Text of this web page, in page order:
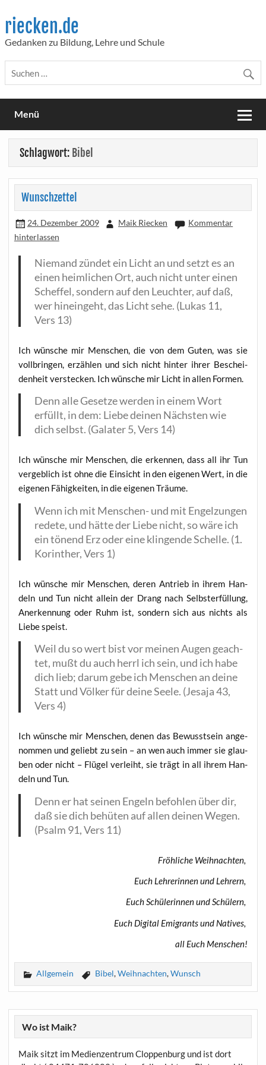
content
riecken.de
Gedanken zu Bildung, Lehre und Schule
Menü
Schlagwort: Bibel
Wunschzettel
24. Dezember 2009 Maik Riecken
Kommentar
hinterlassen
Nie­mand zün­det ein Licht an und setzt es an
einen heim­li­chen Ort, auch nicht unter einen
Schef­fel, son­dern auf den Leuch­ter, auf daß,
wer hin­ein­geht, das Licht sehe. (Lukas 11,
Vers 13)
Ich wün­sche mir Men­schen, die von dem Guten, was sie
voll­brin­gen, erzäh­len und sich nicht hin­ter ihrer Beschei­
den­heit ver­ste­cken. Ich wün­sche mir Licht in allen Formen.
Denn alle Geset­ze wer­den in einem Wort
erfüllt, in dem: Lie­be dei­nen Nächs­ten wie
dich selbst. (Gala­ter 5, Vers 14)
Ich wün­sche mir Men­schen, die erken­nen, dass all ihr Tun
ver­geb­lich ist ohne die Ein­sicht in den eige­nen Wert, in die
eige­nen Fähig­kei­ten, in die eige­nen Träume.
Wenn ich mit Men­schen- und mit Engel­zun­gen
rede­te, und hät­te der Lie­be nicht, so wäre ich
ein tönend Erz oder eine klin­gen­de Schel­le. (1.
Korin­ther, Vers 1)
Ich wün­sche mir Men­schen, deren Antrieb in ihrem Han­
deln und Tun nicht allein der Drang nach Selbst­er­fül­lung,
Aner­ken­nung oder Ruhm ist, son­dern sich aus nichts als
Lie­be speist.
Weil du so wert bist vor mei­nen Augen geach­
tet, mußt du auch herrl ich sein, und ich habe
dich lieb; dar­um gebe ich Men­schen an dei­ne
Statt und Völ­ker für dei­ne See­le. (Jesa­ja 43,
Vers 4)
Ich wün­sche mir Men­schen, denen das Bewusst­sein ange­
nom­men und geliebt zu sein – an wen auch immer sie glau­
ben oder nicht – Flü­gel ver­leiht, sie trägt in all ihrem Han­
deln und Tun.
Denn er hat sei­nen Engeln befoh­len über dir,
daß sie dich behü­ten auf allen dei­nen Wegen.
(Psalm 91, Vers 11)
Fröh­li­che Weihnachten,
Euch Leh­re­rin­nen und Lehrern,
Euch Schü­le­rin­nen und Schülern,
Euch Digi­tal Emi­grants und Natives,
all Euch Menschen!
Allgemein Bibel,Weihnachten,Wunsch
Wo ist Maik?
Maik sitzt im Medienzentrum Cloppenburg und ist dort